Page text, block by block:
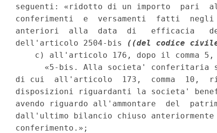
seguenti: «ridotto di un importo  pari
conferimenti  e  versamenti  fatti
anteriori  alla  data  di   efficacia
dell'articolo 2504-bis ((del codice
c) all'articolo 176, dopo il comma
«5-bis. Alla societa' conferitaria
di cui  all'articolo  173,  comma  10,
disposizioni riguardanti la societa'
avendo riguardo all'ammontare  del
dall'ultimo bilancio chiuso
conferimento.»;